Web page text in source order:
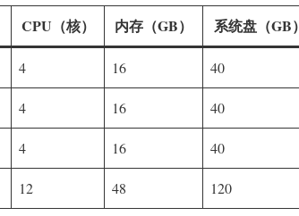
CPU（核） 内存（GB） 系统盘（GB）
4 16 40
4 16 40
4 16 40
12 48 120